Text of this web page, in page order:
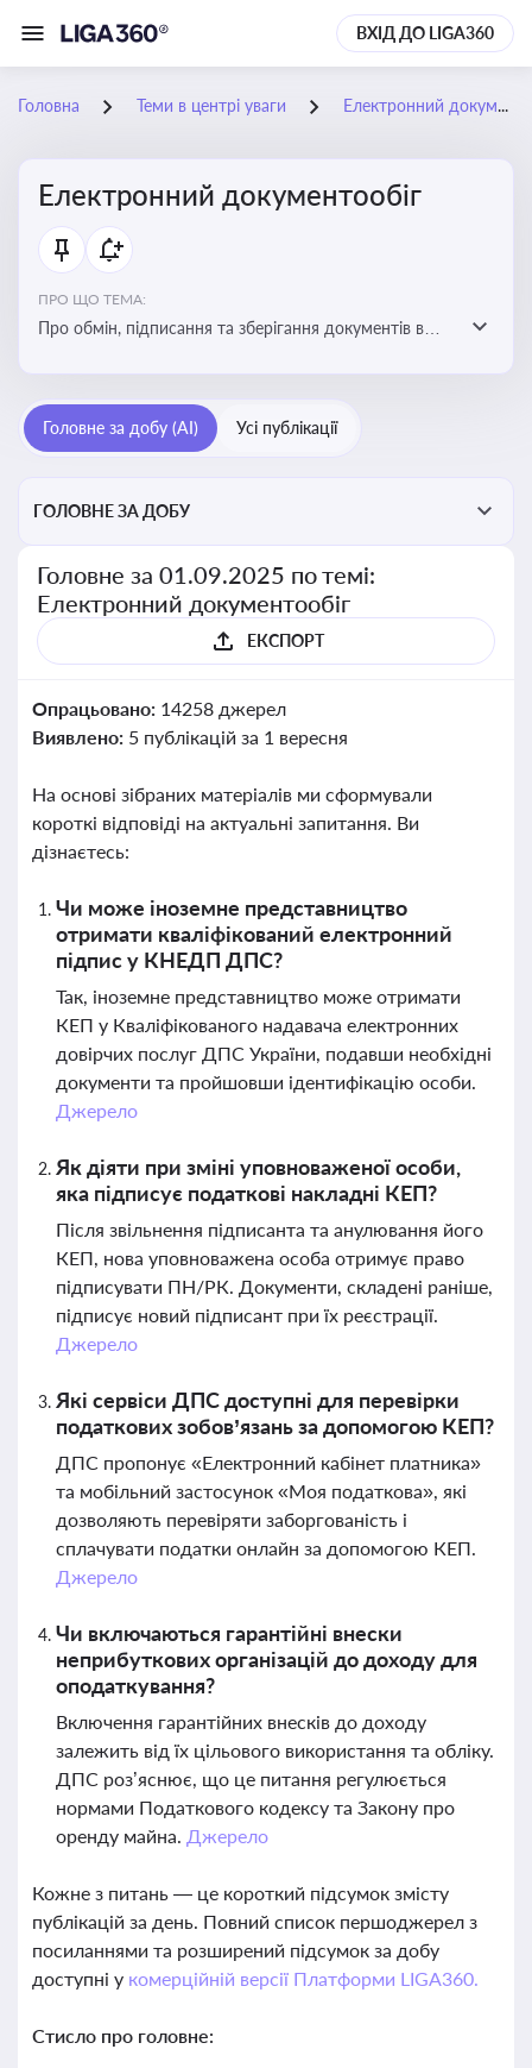
ВХІД ДО LIGA360
Головна Теми в центрі уваги Електронний документообіг
Електронний документообіг
ПРО ЩО ТЕМА:
Про обмін, підписання та зберігання документів в
Головне за добу (AI) Усі публікації
ГОЛОВНЕ ЗА ДОБУ
Головне за 01.09.2025 по темі:
Електронний документообіг
ЕКСПОРТ
Опрацьовано: 14258 джерел
Виявлено: 5 публікацій за 1 вересня
На основі зібраних матеріалів ми сформували
короткі відповіді на актуальні запитання. Ви
дізнаєтесь:
Чи може іноземне представництво
отримати кваліфікований електронний
підпис у КНЕДП ДПС?
Так, іноземне представництво може отримати
КЕП у Кваліфікованого надавача електронних
довірчих послуг ДПС України, подавши необхідні
документи та пройшовши ідентифікацію особи.
Джерело
Як діяти при зміні уповноваженої особи,
яка підписує податкові накладні КЕП?
Після звільнення підписанта та анулювання його
КЕП, нова уповноважена особа отримує право
підписувати ПН/РК. Документи, складені раніше,
підписує новий підписант при їх реєстрації.
Джерело
Які сервіси ДПС доступні для перевірки
податкових зобов’язань за допомогою КЕП?
ДПС пропонує «Електронний кабінет платника»
та мобільний застосунок «Моя податкова», які
дозволяють перевіряти заборгованість і
сплачувати податки онлайн за допомогою КЕП.
Джерело
Чи включаються гарантійні внески
неприбуткових організацій до доходу для
оподаткування?
Включення гарантійних внесків до доходу
залежить від їх цільового використання та обліку.
ДПС роз’яснює, що це питання регулюється
нормами Податкового кодексу та Закону про
оренду майна. Джерело
Кожне з питань — це короткий підсумок змісту
публікацій за день. Повний список першоджерел з
посиланнями та розширений підсумок за добу
доступні у комерційній версії Платформи LIGA360.
Стисло про головне: